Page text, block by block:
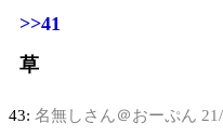
>>41
草
43: 名無しさん＠おーぷん